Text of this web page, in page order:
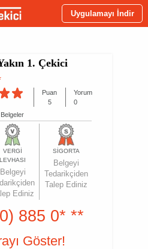
Uygulamayı İndir
1. Çekici
Puan
5
Yorum
0
Belgeler
VERGİ
LEVHASI
Belgeyi
Ediniz
SİGORTA
Belgeyi
Tedarikçiden
Talep Ediniz
885 0* **
Göster!